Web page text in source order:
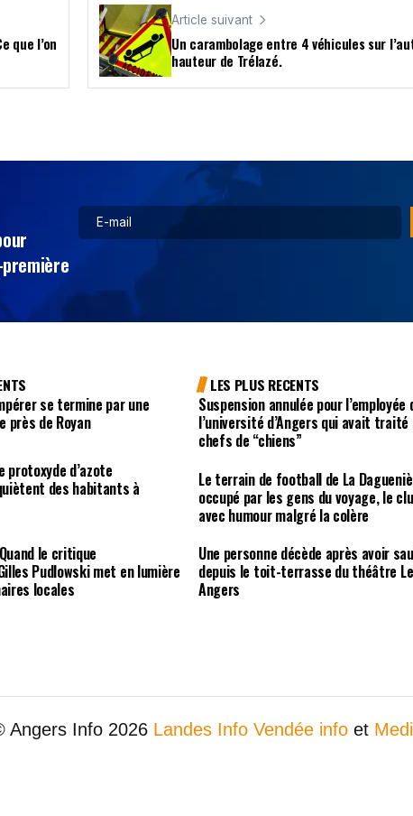
que l’on
Article suivant
Un carambolage entre 4 véhicules sur
hauteur de Trélazé.
se termine par une
près de Royan
protoxyde d’azote
des habitants à
le critique
Pudlowski met en lumière
locales
LES PLUS RECENTS
Suspension annulée pour l’employée
l’université d’Angers qui avait traité
chefs de “chiens”
Le terrain de football de La
occupé par les gens du voyage, le
avec humour malgré la colère
Une personne décède après avoir
depuis le toit-terrasse du théâtre Le
Angers
Angers Info 2026 Landes Info Vendée infoet